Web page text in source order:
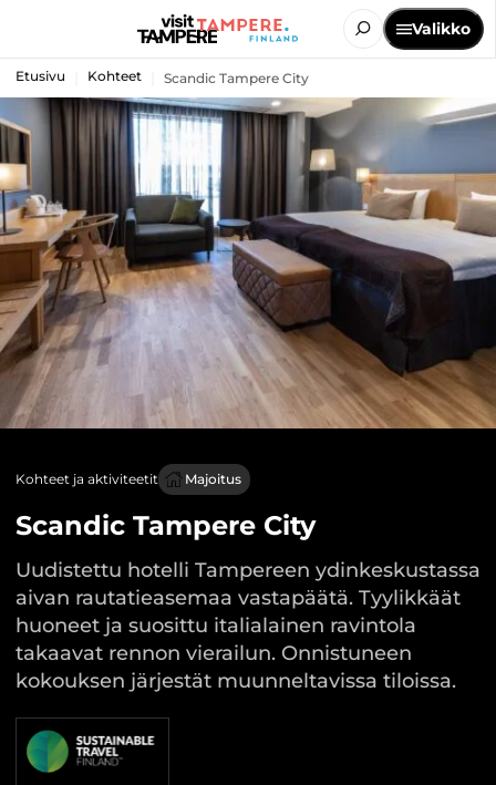
Valikko
Etusivu Kohteet Scandic Tampere City
Kohteet ja aktiviteetit Majoitus
Scandic Tampere City
Uudistettu hotelli Tampereen ydinkeskustassa
aivan rautatieasemaa vastapäätä. Tyylikkäät
huoneet ja suosittu italialainen ravintola
takaavat rennon vierailun. Onnistuneen
kokouksen järjestät muunneltavissa tiloissa.